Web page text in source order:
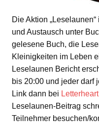
Die Aktion
und Austausch unter
gelesene Buch, die
Kleinigkeiten im Leben
Leselaunen Bericht
bis 20:00 und jeder darf
Link dann bei Letterheart
Leselaunen-Beitrag
Teilnehmer besuchen/